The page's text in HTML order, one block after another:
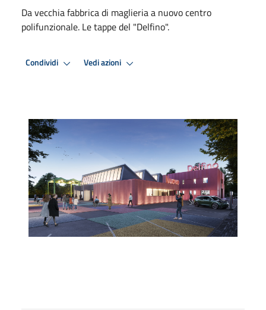
Da vecchia fabbrica di maglieria a nuovo centro
polifunzionale. Le tappe del "Delfino".
Condividi Vedi azioni